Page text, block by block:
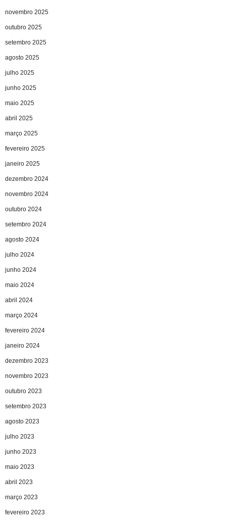
novembro 2025
outubro 2025
setembro 2025
agosto 2025
julho 2025
junho 2025
maio 2025
abril 2025
março 2025
fevereiro 2025
janeiro 2025
dezembro 2024
novembro 2024
outubro 2024
setembro 2024
agosto 2024
julho 2024
junho 2024
maio 2024
abril 2024
março 2024
fevereiro 2024
janeiro 2024
dezembro 2023
novembro 2023
outubro 2023
setembro 2023
agosto 2023
julho 2023
junho 2023
maio 2023
abril 2023
março 2023
fevereiro 2023